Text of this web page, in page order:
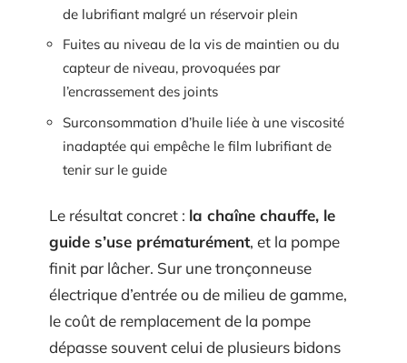
de lubrifiant malgré un réservoir plein
Fuites au niveau de la vis de maintien ou du
capteur de niveau, provoquées par
l’encrassement des joints
Surconsommation d’huile liée à une viscosité
inadaptée qui empêche le film lubrifiant de
tenir sur le guide
Le résultat concret : la chaîne chauffe, le
guide s’use prématurément, et la pompe
finit par lâcher. Sur une tronçonneuse
électrique d’entrée ou de milieu de gamme,
le coût de remplacement de la pompe
dépasse souvent celui de plusieurs bidons